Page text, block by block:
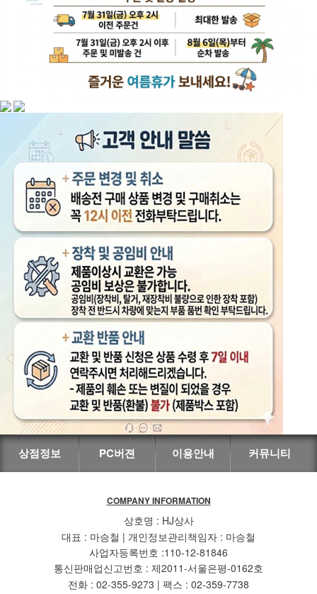
상점정보 PC버젼 이용안내 커뮤니티
COMPANY INFORMATION
상호명 : HJ상사
대표 : 마승철 | 개인정보관리책임자 : 마승철
사업자등록번호 :110-12-81846
통신판매업신고번호 : 제2011-서울은평-0162호
전화 : 02-355-9273 | 팩스 : 02-359-7738